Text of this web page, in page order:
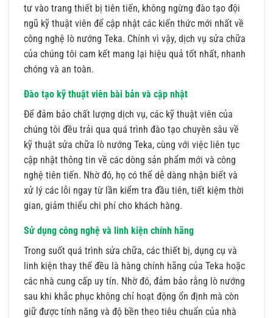
tư vào trang thiết bị tiên tiến, không ngừng đào tạo đội
ngũ kỹ thuật viên để cập nhật các kiến thức mới nhất về
công nghệ lò nướng Teka. Chính vì vậy, dịch vụ sửa chữa
của chúng tôi cam kết mang lại hiệu quả tốt nhất, nhanh
chóng và an toàn.
Đào tạo kỹ thuật viên bài bản và cập nhật
Để đảm bảo chất lượng dịch vụ, các kỹ thuật viên của
chúng tôi đều trải qua quá trình đào tạo chuyên sâu về
kỹ thuật sửa chữa lò nướng Teka, cùng với việc liên tục
cập nhật thông tin về các dòng sản phẩm mới và công
nghệ tiên tiến. Nhờ đó, họ có thể dễ dàng nhận biết và
xử lý các lỗi ngay từ lần kiểm tra đầu tiên, tiết kiệm thời
gian, giảm thiểu chi phí cho khách hàng.
Sử dụng công nghệ và linh kiện chính hãng
Trong suốt quá trình sửa chữa, các thiết bị, dụng cụ và
linh kiện thay thế đều là hàng chính hãng của Teka hoặc
các nhà cung cấp uy tín. Nhờ đó, đảm bảo rằng lò nướng
sau khi khắc phục không chỉ hoạt động ổn định mà còn
giữ được tính năng và độ bền theo tiêu chuẩn của nhà